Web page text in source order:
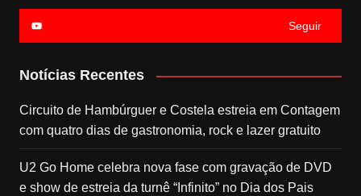
Seguir
Notícias Recentes
Circuito de Hambúrguer e Costela estreia em Contagem
com quatro dias de gastronomia, rock e lazer gratuito
U2 Go Home celebra nova fase com gravação de DVD
e show de estreia da turnê “Infinito” no Dia dos Pais